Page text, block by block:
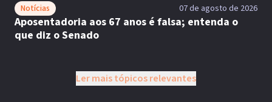
Notícias 07 de agosto de 2026
Aposentadoria aos 67 anos é falsa; entenda o
que diz o Senado
Ler mais tópicos relevantes